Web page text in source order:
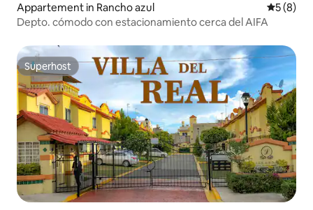
Appartement in Rancho azul
5 (8)
Depto. cómodo con estacionamiento cerca del AIFA
Superhost
Superhost